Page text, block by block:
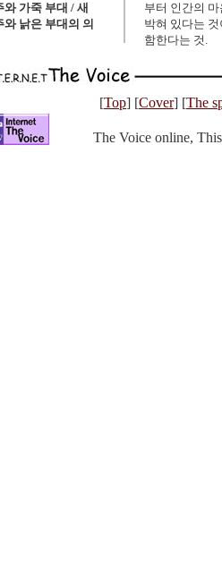
와 가죽 부대 / 새
와 낡은 부대의 의
부터 인간의
박혀 있다는
함한다는 것.
[Top] [Cover] [The
The Voice online,